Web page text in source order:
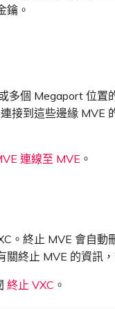
鑰。
多個 Megaport 位置
接到這些邊緣 MVE
連線至 MVE 。
。終止 MVE 會自動
終止 MVE 的資訊
終止 VXC 。